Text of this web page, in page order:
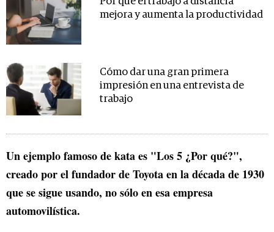
mejora y aumenta la productividad
Cómo dar una gran primera
impresión en una entrevista de
trabajo
Un ejemplo famoso de kata es "Los 5 ¿Por qué?",
creado por el fundador de Toyota en la década de 1930
que se sigue usando, no sólo en esa empresa
automovilística.